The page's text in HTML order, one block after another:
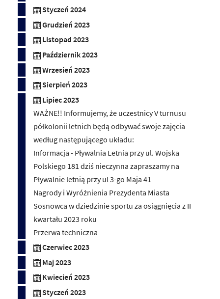
Styczeń 2024
Grudzień 2023
Listopad 2023
Październik 2023
Wrzesień 2023
Sierpień 2023
Lipiec 2023
WAŻNE!! Informujemy, że uczestnicy V turnusu
półkolonii letnich będą odbywać swoje zajęcia
według następującego układu:
Informacja - Pływalnia Letnia przy ul. Wojska
Polskiego 181 dziś nieczynna zapraszamy na
Pływalnie letnią przy ul 3-go Maja 41
Nagrody i Wyróżnienia Prezydenta Miasta
Sosnowca w dziedzinie sportu za osiągnięcia z II
kwartału 2023 roku
Przerwa techniczna
Czerwiec 2023
Maj 2023
Kwiecień 2023
Styczeń 2023